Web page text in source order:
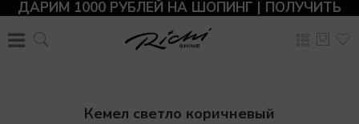
ДАРИМ 1000 РУБЛЕЙ НА ШОПИНГ | ПОЛУЧИТЬ
Кемел светло коричневый